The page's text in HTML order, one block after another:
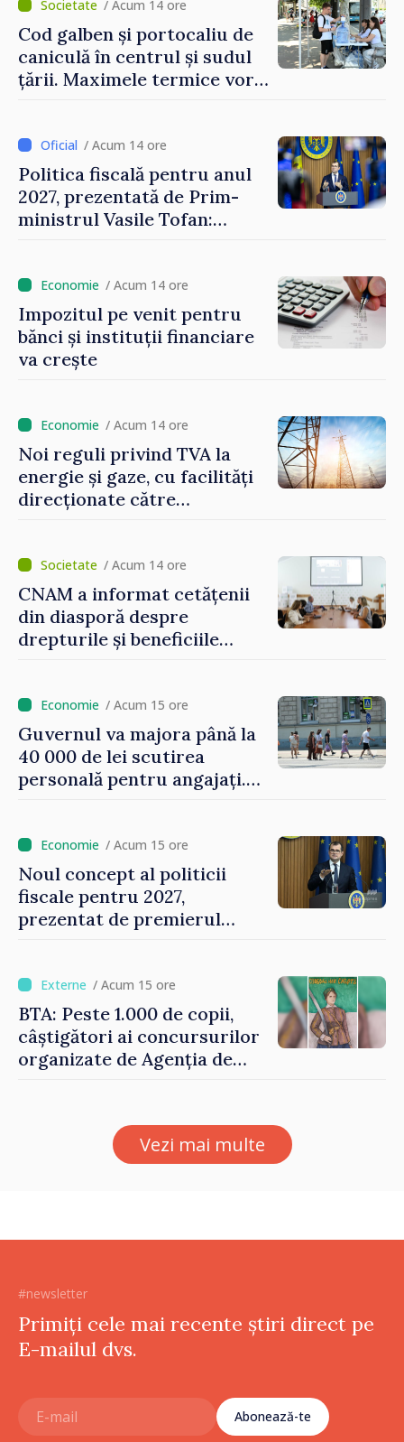
/ Acum 14 ore
Cod galben și portocaliu de
caniculă în centrul și sudul
țării. Maximele termice vor
/ Acum 14 ore
Politica fiscală pentru anul
2027, prezentată de Prim-
ministrul Vasile Tofan:
taxare mai echitabilă
/ Acum 14 ore
Impozitul pe venit pentru
bănci și instituții financiare
va crește
/ Acum 14 ore
Noi reguli privind TVA la
energie și gaze, cu facilități
direcționate către
/ Acum 14 ore
CNAM a informat cetățenii
din diasporă despre
drepturile și beneficiile
/ Acum 15 ore
Guvernul va majora până la
40 000 de lei scutirea
personală pentru angajați.
oamenilor”/ Acum 15 ore
Noul concept al politicii
fiscale pentru 2027,
prezentat de premierul
investițiile, taxăm viciile și
echilibrăm taxarea
consumului”
/ Acum 15 ore
BTA: Peste 1.000 de copii,
câștigători ai concursurilor
organizate de Agenția de
Vezi mai multe
#newsletter
Primiți cele mai recente știri direct pe
E-mailul dvs.
Abonează-te